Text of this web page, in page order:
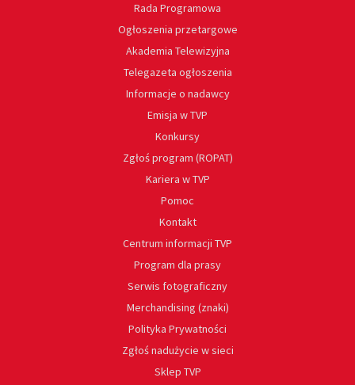
Rada Programowa
Ogłoszenia przetargowe
Akademia Telewizyjna
Telegazeta ogłoszenia
Informacje o nadawcy
Emisja w TVP
Konkursy
Zgłoś program (ROPAT)
Kariera w TVP
Pomoc
Kontakt
Centrum informacji TVP
Program dla prasy
Serwis fotograficzny
Merchandising (znaki)
Polityka Prywatności
Zgłoś nadużycie w sieci
Sklep TVP